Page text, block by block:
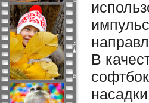
В